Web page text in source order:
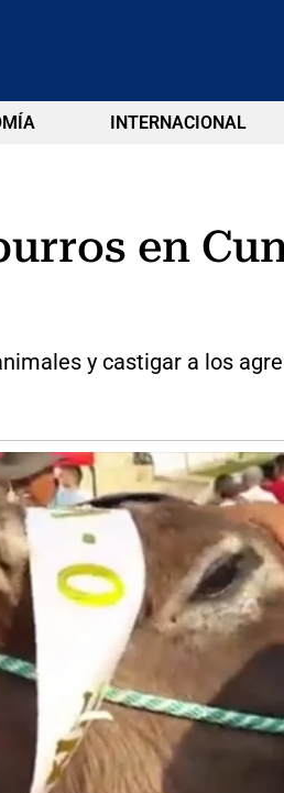
INTERNACIONAL
en
y castigar a los